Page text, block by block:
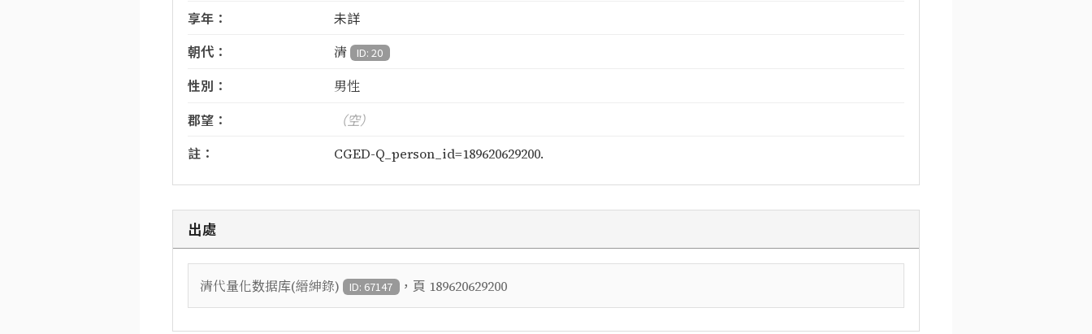
享年：
未詳
朝代：
清 ID: 20
性別： 男性
郡望：
（空）
註：
CGED-Q_person_id=189620629200.
出處
清代量化数据库(縉紳錄) ID: 67147 ，頁 189620629200